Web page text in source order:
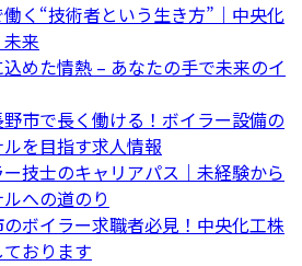
く“技術者という生き方”｜中央化
来
めた情熱 – あなたの手で未来のイ
市で長く働ける！ボイラー設備の
を目指す求人情報
技士のキャリアパス｜未経験から
への道のり
ボイラー求職者必見！中央化工株
おります